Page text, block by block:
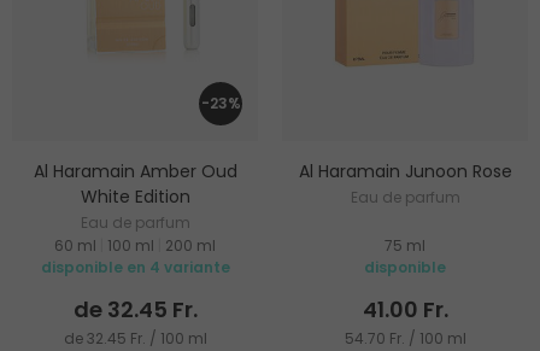
-23%
Al Haramain Amber Oud
White Edition
Eau de parfum
60 ml
100 ml
200 ml
disponible en 4 variante
de 32.45 Fr.
de 32.45 Fr. / 100 ml
Al Haramain Junoon Rose
Eau de parfum
75 ml
disponible
41.00 Fr.
54.70 Fr. / 100 ml